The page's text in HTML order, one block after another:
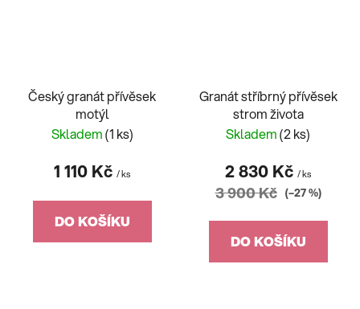
Český granát přívěsek
motýl
Skladem(1 ks)
1 110 Kč / ks
DO KOŠÍKU
Granát stříbrný přívěsek
strom života
Skladem(2 ks)
2 830 Kč / ks
3 900 Kč (–27 %)
DO KOŠÍKU